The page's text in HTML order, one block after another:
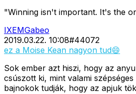
"Winning isn't important. It's the
IXEMGabeo
2019.03.22. 10:08#44072
ez a Moise Kean nagyon tud😄
Sok ember azt hiszi, hogy az
csúszott ki, mint valami szépséges
bajnokok tudják, hogy az apjuk